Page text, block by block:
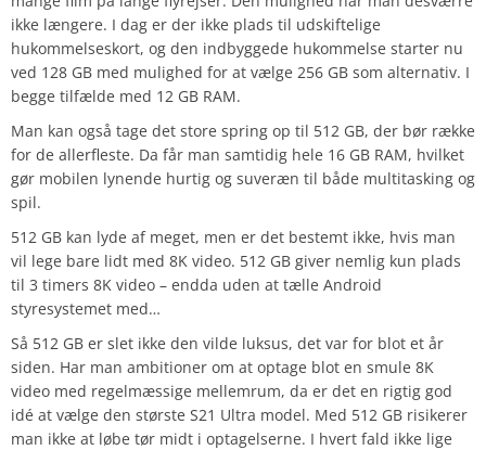
ikke længere. I dag er der ikke plads til udskiftelige
hukommelseskort, og den indbyggede hukommelse starter nu
ved 128 GB med mulighed for at vælge 256 GB som alternativ. I
begge tilfælde med 12 GB RAM.
Man kan også tage det store spring op til 512 GB, der bør række
for de allerfleste. Da får man samtidig hele 16 GB RAM, hvilket
gør mobilen lynende hurtig og suveræn til både multitasking og
spil.
512 GB kan lyde af meget, men er det bestemt ikke, hvis man
vil lege bare lidt med 8K video. 512 GB giver nemlig kun plads
til 3 timers 8K video – endda uden at tælle Android
styresystemet med…
Så 512 GB er slet ikke den vilde luksus, det var for blot et år
siden. Har man ambitioner om at optage blot en smule 8K
video med regelmæssige mellemrum, da er det en rigtig god
idé at vælge den største S21 Ultra model. Med 512 GB risikerer
man ikke at løbe tør midt i optagelserne. I hvert fald ikke lige